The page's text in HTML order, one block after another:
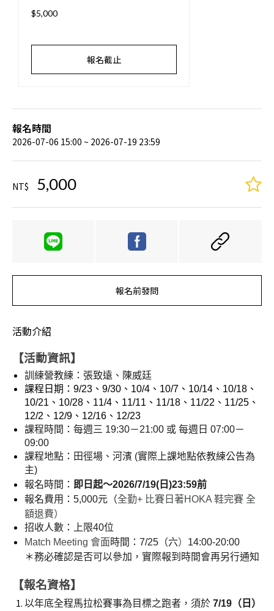
者而生。17堂雙教練課程、系統化
訓練與個人課表，精準衝破既有界
里。Together We Fly Higher!
$5,000
報名截止
報名時間
2026-07-06 15:00 ~ 2026-07-19 23:59
NT$ 5,000
報名前發問
活動介紹
【活動資訊】
訓練營教練：張致遠、陳威廷
課程日期：9/23、9/30、10/4、10/7、10/14、10/18、
10/21、10/28、11/4、11/11、11/18、11/22、11/25、
12/2、12/9、12/16、12/23
課程時間：每週三 19:30－21:00 或 每週日 07:00－
09:00
課程地點：田徑場、河濱 (實際上課地點依教練公告為
主)
報名時間： 即日起～2026/7/19(日)23:59前
報名費用：5,000元（全勤+ 比賽日著HOKA 鞋完賽 全
額退費）
招收人數：上限40位
Match Meeting 會面時間：7/25（六） 14:00-20:00
＊務必確認是否可以參加，實際報到時間會再另行通知
【報名資格】
以年底全程馬拉松賽事為目標之跑者，須於 7/19（日）